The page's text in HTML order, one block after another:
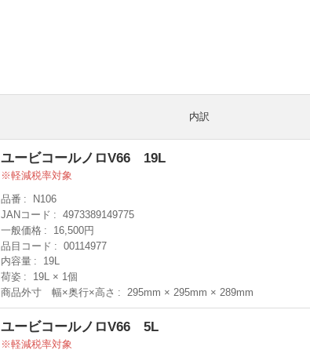
内訳
ユービコールノロV66 19L
軽減税率対象
品番
N106
JANコード
4973389149775
一般価格
16,500円
品目コード
00114977
内容量
19L
荷姿
19L × 1個
商品外寸 幅×奥行×高さ
295mm × 295mm × 289mm
ユービコールノロV66 5L
軽減税率対象